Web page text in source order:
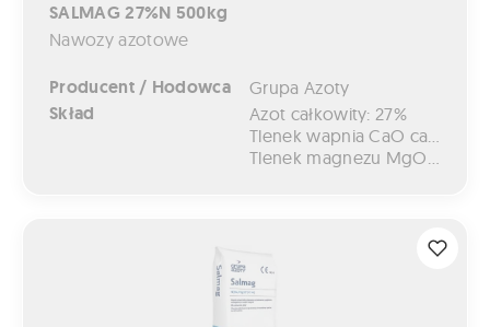
SALMAG 27%N 500kg
Nawozy azotowe
Producent / Hodowca Grupa Azoty
Skład
Azot całkowity: 27%
Tlenek wapnia CaO całkowity: 7%
Tlenek magnezu MgO całkowity: 4%